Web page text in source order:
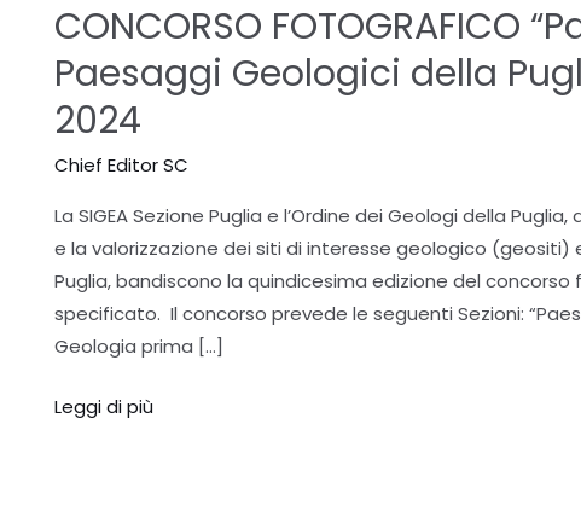
CONCORSO FOTOGRAFICO
Paesaggi Geologici della
2024
Chief Editor SC
La SIGEA Sezione Puglia e l’Ordine dei Geologi della
e la valorizzazione dei siti di interesse geologico (geositi)
Puglia, bandiscono la quindicesima edizione del
specificato. Il concorso prevede le seguenti Sezioni:
Geologia prima […]
“Passeggiando
tra
i
Paesaggi
Geologici
Puglia”
15a
edizione
2024
Leggi di più